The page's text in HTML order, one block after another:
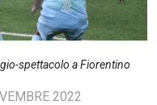
spettacolo a Fiorentino
2022